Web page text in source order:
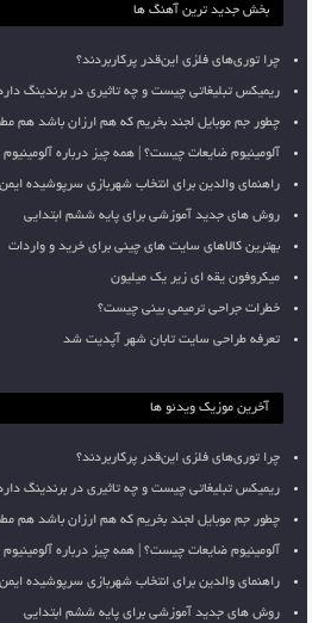
بخش جدید ترین آهنگ ها
چرا توری‌های فلزی این‌قدر پرکاربردند؟
ریمیکس تبلیغاتی چیست و چه تاثیری در برندینگ
چطور جم موبایل لجند بخریم که هم ارزان باشد هم
آلومینیوم ضایعات چیست؟ | همه چیز درباره
راهنمای والدین برای انتخاب شهربازی سرپوشیده
روش های جدید آموزشی برای پایه ششم ابتدایی
بهترین کالاهای سایت های چینی برای خرید و واردات
میکروفون یقه ای زیر یک میلیون
خطرات جراحی ترمیمی بینی چیست؟
تعرفه طراحی سایت تابان شهر آپدیت شد
آخرین موزیک ویدئو ها
چرا توری‌های فلزی این‌قدر پرکاربردند؟
ریمیکس تبلیغاتی چیست و چه تاثیری در برندینگ
چطور جم موبایل لجند بخریم که هم ارزان باشد هم
آلومینیوم ضایعات چیست؟ | همه چیز درباره
راهنمای والدین برای انتخاب شهربازی سرپوشیده
روش های جدید آموزشی برای پایه ششم ابتدایی